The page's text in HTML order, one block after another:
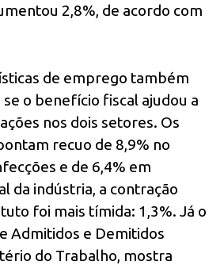
2,8%, de acordo com
de emprego também
o benefício fiscal ajudou a
nos dois setores. Os
recuo de 8,9% no
e de 6,4% em
da indústria, a contração
foi mais tímida: 1,3%. Já o
Admitidos e Demitidos
do Trabalho, mostra